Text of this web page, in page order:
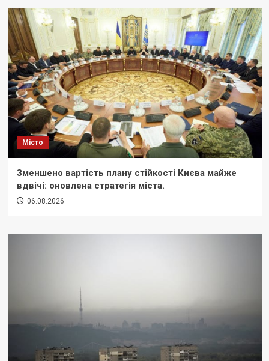
Місто
Зменшено вартість плану стійкості Києва майже
вдвічі: оновлена стратегія міста.
06.08.2026